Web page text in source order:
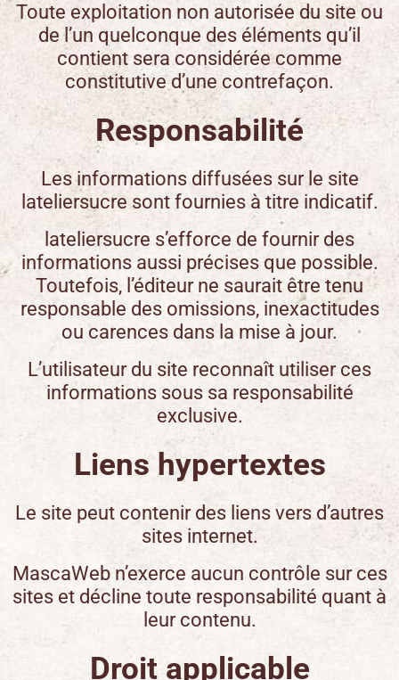
Toute exploitation non autorisée du site ou
de l’un quelconque des éléments qu’il
contient sera considérée comme
constitutive d’une contrefaçon.
Responsabilité
Les informations diffusées sur le site
lateliersucre sont fournies à titre indicatif.
lateliersucre s’efforce de fournir des
informations aussi précises que possible.
Toutefois, l’éditeur ne saurait être tenu
responsable des omissions, inexactitudes
ou carences dans la mise à jour.
L’utilisateur du site reconnaît utiliser ces
informations sous sa responsabilité
exclusive.
Liens hypertextes
Le site peut contenir des liens vers d’autres
sites internet.
MascaWeb n’exerce aucun contrôle sur ces
sites et décline toute responsabilité quant à
leur contenu.
Droit applicable